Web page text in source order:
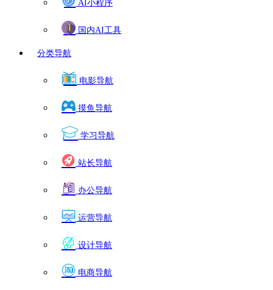
AI小程序
国内AI工具
分类导航
电影导航
摸鱼导航
学习导航
站长导航
办公导航
运营导航
设计导航
电商导航